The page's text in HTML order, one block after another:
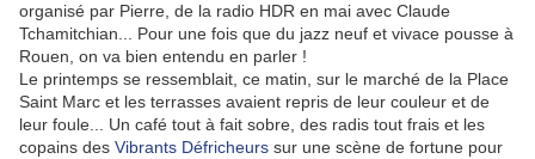
organisé par Pierre, de la radio HDR en mai avec Claude
Tchamitchian... Pour une fois que du jazz neuf et vivace pousse à
Rouen, on va bien entendu en parler !
Le printemps se ressemblait, ce matin, sur le marché de la Place
Saint Marc et les terrasses avaient repris de leur couleur et de
leur foule... Un café tout à fait sobre, des radis tout frais et les
copains des Vibrants Défricheurs sur une scène de fortune pour